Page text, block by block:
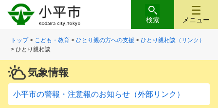
メニュー
検索
トップ> こども・教育 >ひとり親の方への支援 >ひとり親相談（リンク）
> ひとり親相談
気象情報
小平市の警報・注意報のお知らせ（外部リンク）